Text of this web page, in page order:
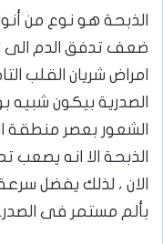
الذبحة هو نوع من
ضعف تدفق الدم الى
امراض شريان القلب
الصدرية بيكون
الشعور بعصر منطقة
الذبحة الا انه يصعب
الان ، لذلك يفضل
بألم مستمر فى الصدر.